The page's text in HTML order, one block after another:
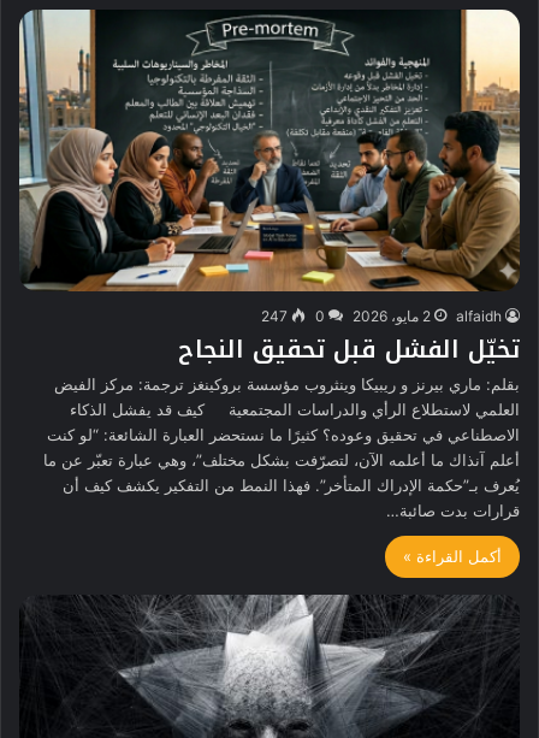
alfaidh 2 مايو، 2026 0
247
تخيّل الفشل قبل تحقيق النجاح
بقلم: ماري بيرنز و ريبيكا وينثروب مؤسسة بروكينغز ترجمة: مركز الفيض
العلمي لاستطلاع الرأي والدراسات المجتمعية كيف قد يفشل الذكاء
الاصطناعي في تحقيق وعوده؟ كثيرًا ما نستحضر العبارة الشائعة: “لو كنت
أعلم آنذاك ما أعلمه الآن، لتصرّفت بشكل مختلف”، وهي عبارة تعبّر عن ما
يُعرف بـ”حكمة الإدراك المتأخر”. فهذا النمط من التفكير يكشف كيف أن
قرارات بدت صائبة…
أكمل القراءة »